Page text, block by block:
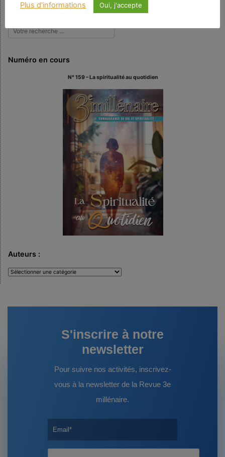
Rechercher
Numéro en cours
N° 159 – La spiritualité au quotidien
Auteurs :
Auteurs
:
S'inscrire à notre
newsletter
Pour suivre nos activités, inscrivez-
vous à la newsletter de la Revue 3e
millénaire.
Plus d'informations Oui, j'accepte